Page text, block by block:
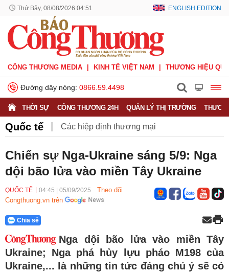
Thứ Bảy, 08/08/2026 04:51 ENGLISH EDITION
CÔNG THƯƠNG MEDIA KINH TẾ VIỆT NAM THƯƠNG HIỆU
Đường dây nóng: 0866.59.4498
THỜI SỰ CÔNG THƯƠNG 24H QUẢN LÝ THỊ TRƯỜNG
Quốc tế Các hiệp định thương mại
Hiệp định UKVFTA Thông tin thương vụ Quốc tế
Chiến sự Nga-Ukraine sáng 5/9: Nga
dội bão lửa vào miền Tây Ukraine
QUỐC TẾ 04:45 05/09/2025
Theo dõi
Congthuong.vn trên
Chia sẻ
Nga dội bão lửa vào miền Tây
Ukraine; Nga phá hủy lựu pháo M198 của
Ukraine,... là những tin tức đáng chú ý sẽ có